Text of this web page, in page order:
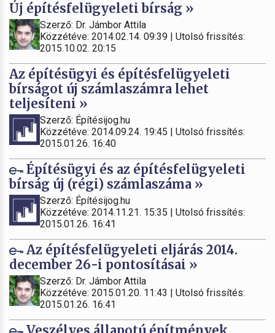
Új építésfelügyeleti bírság »
Szerző: Dr. Jámbor Attila
Közzétéve: 2014.02.14. 09:39 | Utolsó frissítés:
2015.10.02. 20:15
Az építésügyi és építésfelügyeleti
bírságot új számlaszámra lehet
teljesíteni »
Szerző: Építésijog.hu
Közzétéve: 2014.09.24. 19:45 | Utolsó frissítés:
2015.01.26. 16:40
Építésügyi és az építésfelügyeleti
bírság új (régi) számlaszáma »
Szerző: Építésijog.hu
Közzétéve: 2014.11.21. 15:35 | Utolsó frissítés:
2015.01.26. 16:41
Az építésfelügyeleti eljárás 2014.
december 26-i pontosításai »
Szerző: Dr. Jámbor Attila
Közzétéve: 2015.01.20. 11:43 | Utolsó frissítés:
2015.01.26. 16:41